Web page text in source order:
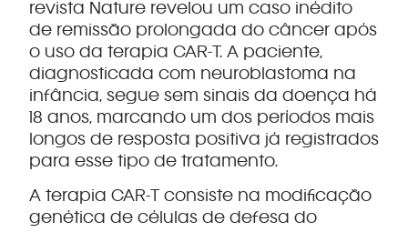
revista Nature revelou um caso inédito
de remissão prolongada do câncer após
o uso da terapia CAR-T. A paciente,
diagnosticada com neuroblastoma na
infância, segue sem sinais da doença há
18 anos, marcando um dos períodos mais
longos de resposta positiva já registrados
para esse tipo de tratamento.
A terapia CAR-T consiste na modificação
genética de células de defesa do